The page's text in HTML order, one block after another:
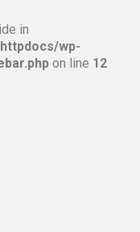
in
wp-
on line 12